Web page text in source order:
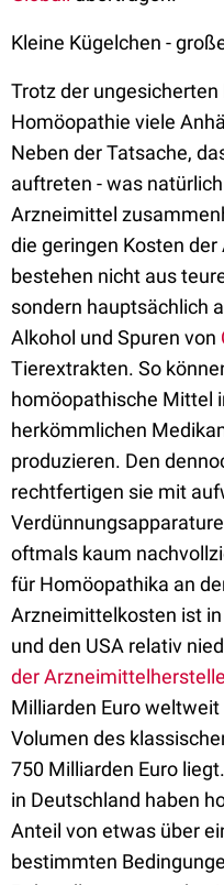
Kleine Kügelchen -
Trotz der
Homöopathie viele
Neben der Tatsache,
auftreten - was
Arzneimittel
die geringen Kosten
bestehen nicht aus
sondern hauptsächlich
Alkohol und Spuren von
Tierextrakten. So
homöopathische Mittel
herkömmlichen
produzieren. Den
rechtfertigen sie mit
oftmals kaum
für Homöopathika an
Arzneimittelkosten ist
und den USA relativ
der
Milliarden Euro
Volumen des
750 Milliarden Euro
in Deutschland haben
Anteil von etwas über
bestimmten